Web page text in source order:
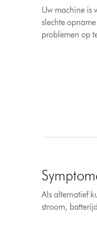
Uw machine is
slechte
problemen op
Als alternatief
stroom,